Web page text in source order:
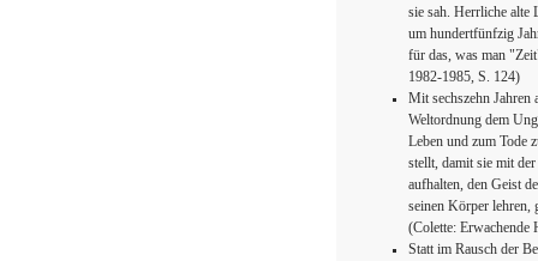
sie sah. Herrliche alte
um hundertfünfzig
für das, was man
1982-1985, S. 124)
Mit sechszehn Jahren
Weltordnung dem
Leben und zum Tode
stellt, damit sie mit
aufhalten, den Geist
seinen Körper lehren,
(Colette: Erwachende
Statt im Rausch der